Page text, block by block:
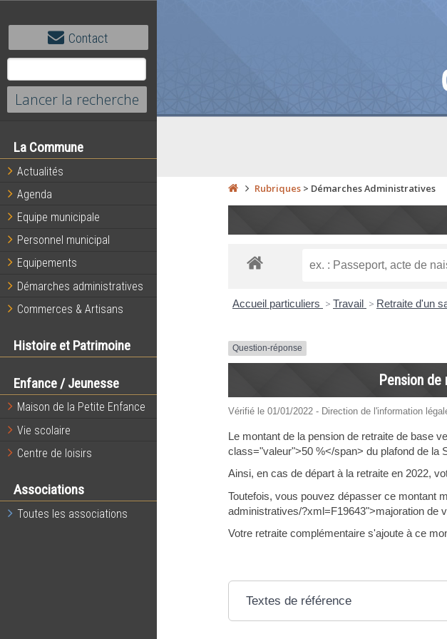
Contact
La Commune
Actualités
Agenda
Equipe municipale
Personnel municipal
Equipements
Démarches administratives
Commerces & Artisans
Histoire et Patrimoine
Enfance / Jeunesse
Maison de la Petite Enfance
Vie scolaire
Centre de loisirs
Associations
Toutes les associations
Rubriques> Démarches Administratives
Accueil particuliers > Travail > Retraite d'un
Question-réponse
Pension de
Vérifié le 01/01/2022 - Direction de l'information
Le montant de la pension de retraite de base
class="valeur">50 %</span> du plafond de la
Ainsi, en cas de départ à la retraite en 2022,
Toutefois, vous pouvez dépasser ce montant
administratives/?xml=F19643">majoration de
Votre retraite complémentaire s'ajoute à ce
Textes de référence